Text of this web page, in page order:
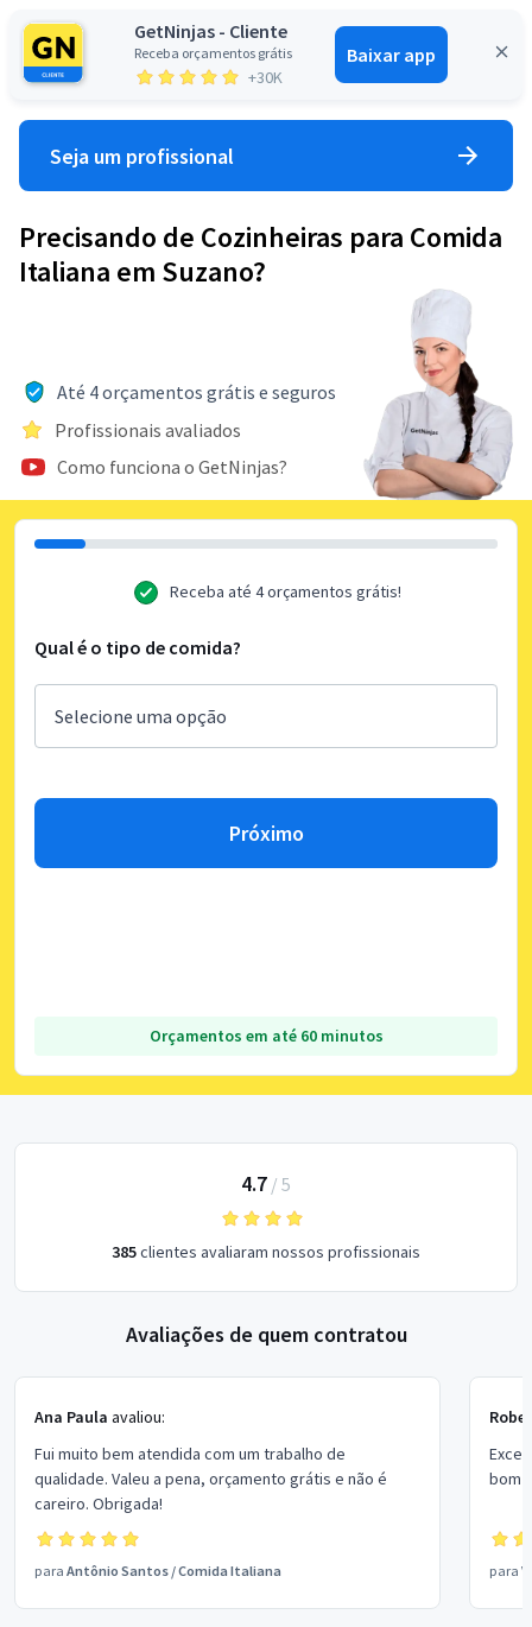
GetNinjas - Cliente
Receba orçamentos grátis
+30K
Baixar app
Entrar
Seja um profissional
Precisando de Cozinheiras para Comida
Italiana em Suzano?
Até 4 orçamentos grátis e seguros
Profissionais avaliados
Como funciona o GetNinjas?
Receba até 4 orçamentos grátis!
Qual é o tipo de comida?
Próximo
Orçamentos em até 60 minutos
4.7 / 5
385clientes avaliaram nossos profissionais
Avaliações de quem contratou
Ana Paula avaliou:
Fui muito bem atendida com um trabalho de
qualidade. Valeu a pena, orçamento grátis e não é
careiro. Obrigada!
para Antônio Santos /Comida Italiana
bom
para